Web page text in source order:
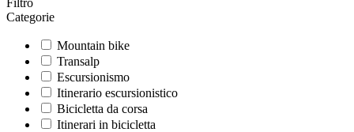
Categorie
Mountain bike
Transalp
Escursionismo
Itinerario escursionistico
Bicicletta da corsa
Itinerari in bicicletta